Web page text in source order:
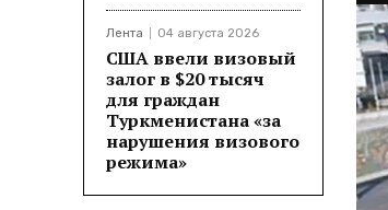
Лента 04 августа 2026
США ввели визовый
залог в $20 тысяч
для граждан
Туркменистана «за
нарушения визового
режима»